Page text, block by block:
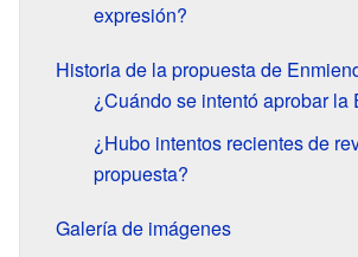
expresión?
Historia de la propuesta de
¿Cuándo se intentó aprobar la
¿Hubo intentos recientes de
propuesta?
Galería de imágenes